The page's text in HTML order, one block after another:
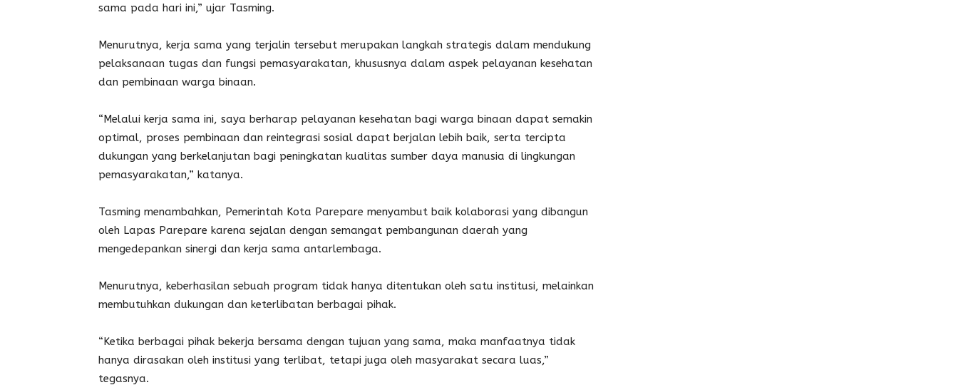
sama pada hari ini,” ujar Tasming.
Menurutnya, kerja sama yang terjalin tersebut merupakan langkah strategis dalam mendukung
pelaksanaan tugas dan fungsi pemasyarakatan, khususnya dalam aspek pelayanan kesehatan
dan pembinaan warga binaan.
“Melalui kerja sama ini, saya berharap pelayanan kesehatan bagi warga binaan dapat semakin
optimal, proses pembinaan dan reintegrasi sosial dapat berjalan lebih baik, serta tercipta
dukungan yang berkelanjutan bagi peningkatan kualitas sumber daya manusia di lingkungan
pemasyarakatan,” katanya.
Tasming menambahkan, Pemerintah Kota Parepare menyambut baik kolaborasi yang dibangun
oleh Lapas Parepare karena sejalan dengan semangat pembangunan daerah yang
mengedepankan sinergi dan kerja sama antarlembaga.
Menurutnya, keberhasilan sebuah program tidak hanya ditentukan oleh satu institusi, melainkan
membutuhkan dukungan dan keterlibatan berbagai pihak.
“Ketika berbagai pihak bekerja bersama dengan tujuan yang sama, maka manfaatnya tidak
hanya dirasakan oleh institusi yang terlibat, tetapi juga oleh masyarakat secara luas,”
tegasnya.